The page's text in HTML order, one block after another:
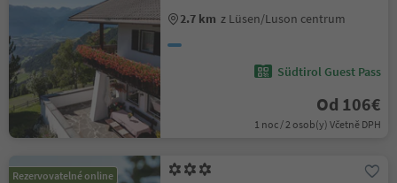
2.7 km z Lüsen/Luson centrum
Südtirol Guest Pass
Od 106€
1 noc / 2 osob(y) Včetně DPH
Rezervovatelné online